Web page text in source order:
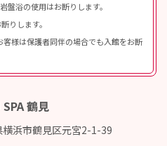
盤浴の使用はお断りします。
りします。
様は保護者同伴の場合でも入館をお断
SPA 鶴見
浜市鶴見区元宮2-1-39